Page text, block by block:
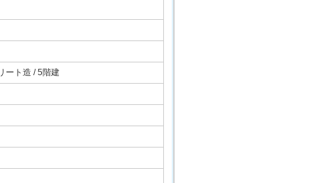
ート造 / 5階建